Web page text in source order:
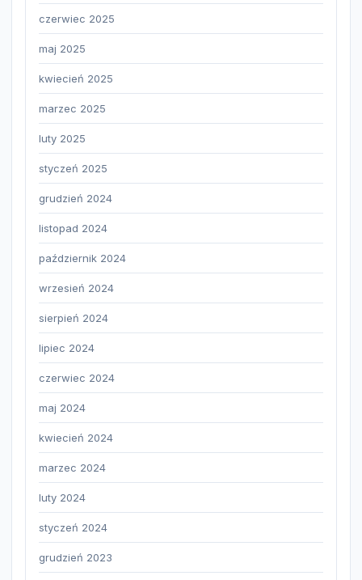
czerwiec 2025
maj 2025
kwiecień 2025
marzec 2025
luty 2025
styczeń 2025
grudzień 2024
listopad 2024
październik 2024
wrzesień 2024
sierpień 2024
lipiec 2024
czerwiec 2024
maj 2024
kwiecień 2024
marzec 2024
luty 2024
styczeń 2024
grudzień 2023